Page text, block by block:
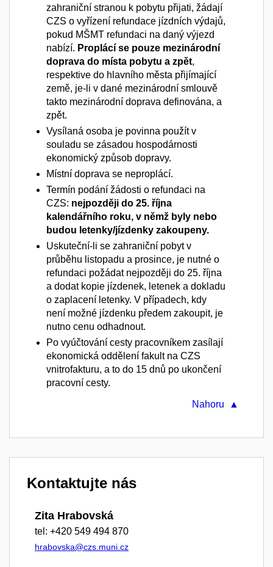
zahraniční stranou k pobytu přijati, žádají
CZS o vyřízení refundace jízdních výdajů,
pokud MŠMT refundaci na daný výjezd
nabízí. Proplácí se pouze mezinárodní
doprava do místa pobytu a zpět,
respektive do hlavního města přijímající
země, je-li v dané mezinárodní smlouvě
takto mezinárodní doprava definována, a
zpět.
Vysílaná osoba je povinna použít v
souladu se zásadou hospodárnosti
ekonomický způsob dopravy.
Místní doprava se neproplácí.
Termín podání žádosti o refundaci na
CZS: nejpozději do 25. října
kalendářního roku, v němž byly nebo
budou letenky/jízdenky zakoupeny.
Uskuteční-li se zahraniční pobyt v
průběhu listopadu a prosince, je nutné o
refundaci požádat nejpozději do 25. října
a dodat kopie jízdenek, letenek a dokladu
o zaplacení letenky. V případech, kdy
není možné jízdenku předem zakoupit, je
nutno cenu odhadnout.
Po vyúčtování cesty pracovníkem zasílají
ekonomická oddělení fakult na CZS
vnitrofakturu, a to do 15 dnů po ukončení
pracovní cesty.
Nahoru ▲
Kontaktujte nás
Zita Hrabovská
tel: +420 549 494 870
hrabovska@czs.muni.cz